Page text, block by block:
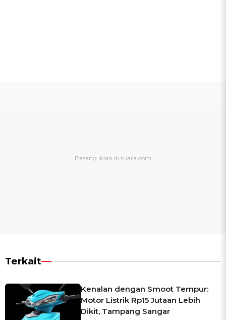
Terkait
Kenalan dengan Smoot Tempur:
Motor Listrik Rp15 Jutaan Lebih
Dikit, Tampang Sangar